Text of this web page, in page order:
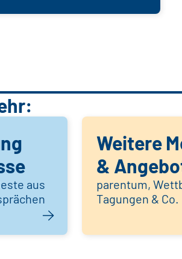
aus
Weitere
&
parentum,
Tagungen & Co.